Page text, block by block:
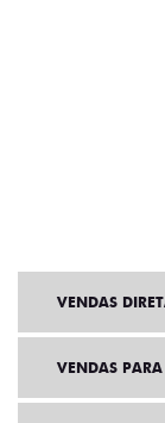
VENDAS
VENDAS